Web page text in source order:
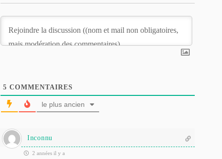
5 COMMENTAIRES
le plus ancien
Inconnu
2 années il y a